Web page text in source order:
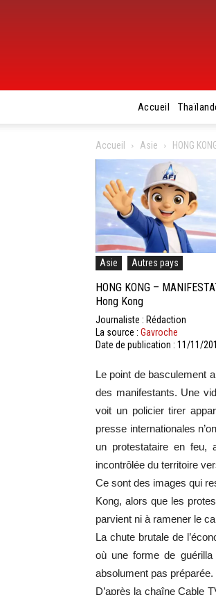
Accueil
Accueil Asie HONG
Asie Autres pays
HONG KONG –
Hong Kong
Journaliste : Rédaction
La source : Gavroche
Date de publication : 11/11/
Le point de basculement
des manifestants. Une
voit un policier tirer
presse internationales
un protestataire en feu,
incontrôlée du territoire
Ce sont des images qui
Kong, alors que les
parvient ni à ramener le
La chute brutale de
où une forme de guérilla
absolument pas préparée.
D’après la chaîne Cable